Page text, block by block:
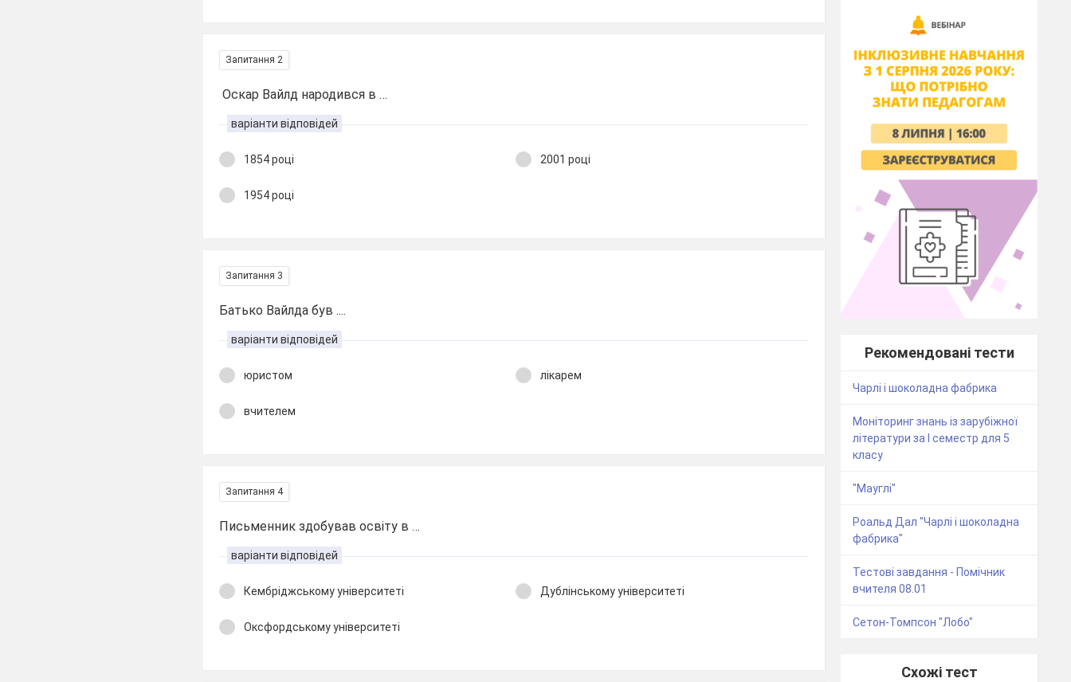
Запитання 2
Оскар Вайлд народився в …
варіанти відповідей
1854 році 2001 році
1954 році
Запитання 3
Батько Вайлда був ....
варіанти відповідей
юристом лікарем
вчителем
Запитання 4
Письменник здобував освіту в …
варіанти відповідей
Кембріджському університеті Дублінському університеті
Оксфордському університеті
Рекомендовані тести
Чарлі і шоколадна фабрика
Моніторинг знань із зарубіжної
літератури за I семестр для 5
класу
"Мауглі"
Роальд Дал "Чарлі і шоколадна
фабрика"
Тестові завдання - Помічник
вчителя 08.01
Сетон-Томпсон "Лобо"
Схожі тест